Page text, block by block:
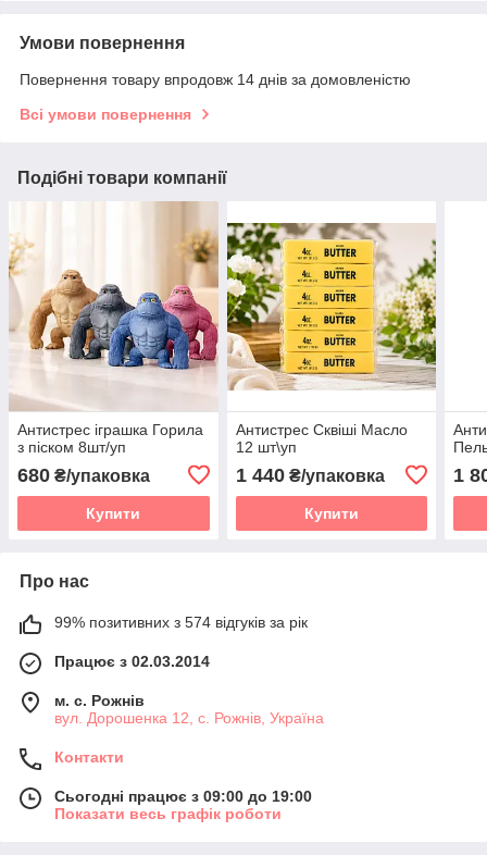
Умови повернення
Повернення товару впродовж 14 днів за домовленістю
Всі умови повернення
Подібні товари компанії
Антистрес іграшка Горила
з піском 8шт/уп
680 ₴/упаковка
Купити
Антистрес Сквіші Масло
12 шт\уп
1 440₴/упаковка
Купити
1
Про нас
99% позитивних з 574 відгуків за рік
Працює з 02.03.2014
м. с. Рожнів
вул. Дорошенка 12, с. Рожнів, Україна
Контакти
Сьогодні працює з 09:00 до 19:00
Показати весь графік роботи